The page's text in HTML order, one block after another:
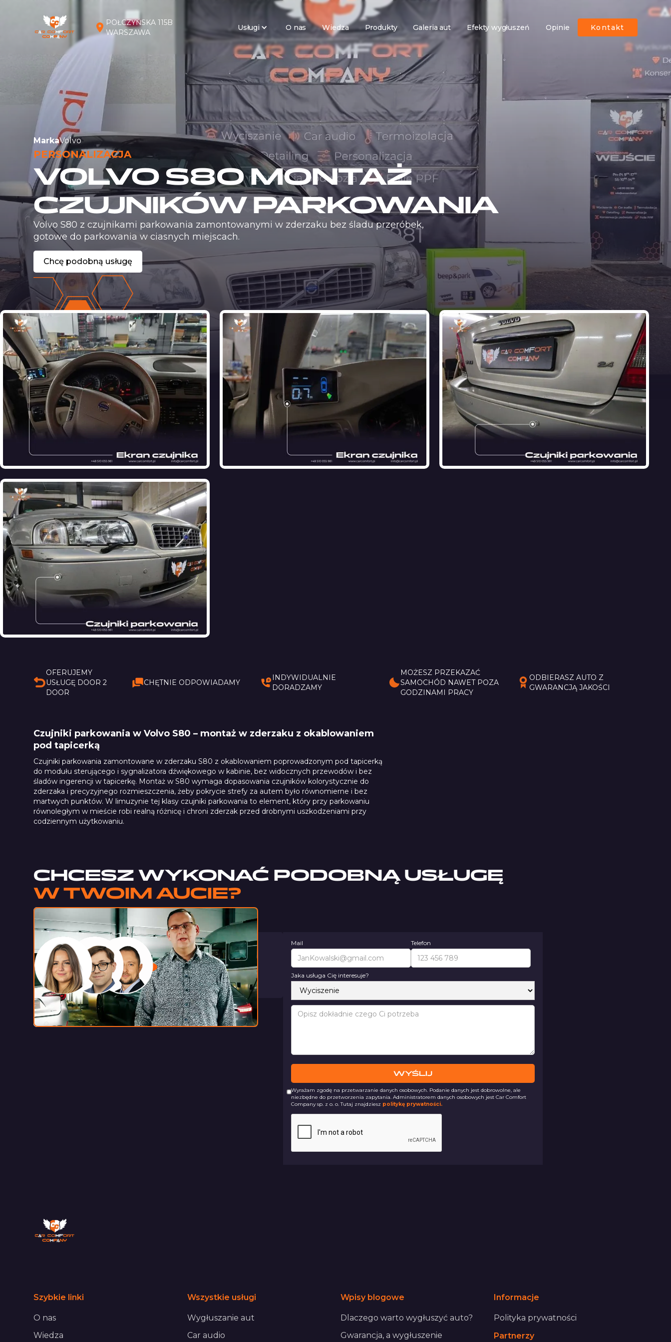
POŁCZYŃSKA 115B
WARSZAWA
Usługi O nas Wiedza Produkty Galeria aut Efekty wygłuszeń Opinie Kontakt
MarkaVolvo
PERSONALIZACJA
VOLVO S80 MONTAŻ
CZUJNIKÓW PARKOWANIA
Volvo S80 z czujnikami parkowania zamontowanymi w zderzaku bez śladu przeróbek,
gotowe do parkowania w ciasnych miejscach.
Chcę podobną usługę
OFERUJEMY
USŁUGĘ DOOR 2
DOOR
CHĘTNIE ODPOWIADAMY
INDYWIDUALNIE
DORADZAMY
MOŻESZ PRZEKAZAĆ
SAMOCHÓD NAWET POZA
GODZINAMI PRACY
ODBIERASZ AUTO Z
GWARANCJĄ JAKOŚCI
Czujniki parkowania w Volvo S80 – montaż w zderzaku z okablowaniem
pod tapicerką
Czujniki parkowania zamontowane w zderzaku S80 z okablowaniem poprowadzonym pod tapicerką
do modułu sterującego i sygnalizatora dźwiękowego w kabinie, bez widocznych przewodów i bez
śladów ingerencji w tapicerkę. Montaż w S80 wymaga dopasowania czujników kolorystycznie do
zderzaka i precyzyjnego rozmieszczenia, żeby pokrycie strefy za autem było równomierne i bez
martwych punktów. W limuzynie tej klasy czujniki parkowania to element, który przy parkowaniu
równoległym w mieście robi realną różnicę i chroni zderzak przed drobnymi uszkodzeniami przy
codziennym użytkowaniu.
CHCESZ WYKONAĆ PODOBNĄ USŁUGĘ
W TWOIM AUCIE?
Oddzwonimy
w 5 minut
+48 510 055 981
Mail Telefon
Jaka usługa Cię interesuje?
Wyrażam zgodę na przetwarzanie danych osobowych. Podanie danych jest dobrowolne, ale
niezbędne do przetworzenia zapytania. Administratorem danych osobowych jest Car Comfort
Company sp. z o. o. Tutaj znajdziesz politykę prywatności.
Szybkie linki
O nas
Wiedza
Wszystkie usługi
Wygłuszanie aut
Car audio
Wpisy blogowe
Dlaczego warto wygłuszyć auto?
Gwarancja, a wygłuszenie
Informacje
Polityka prywatności
Partnerzy